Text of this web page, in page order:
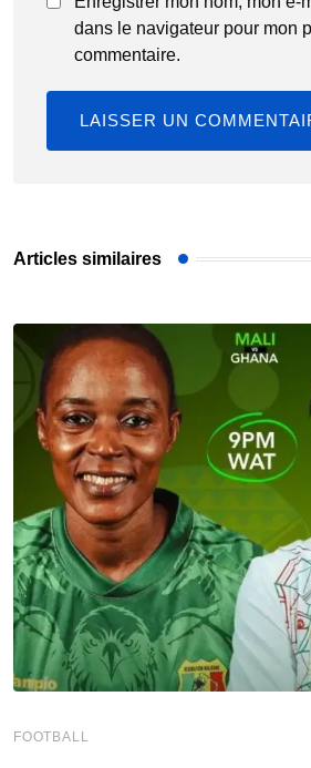
dans le navigateur pour mon
commentaire.
Articles similaires
FOOTBALL